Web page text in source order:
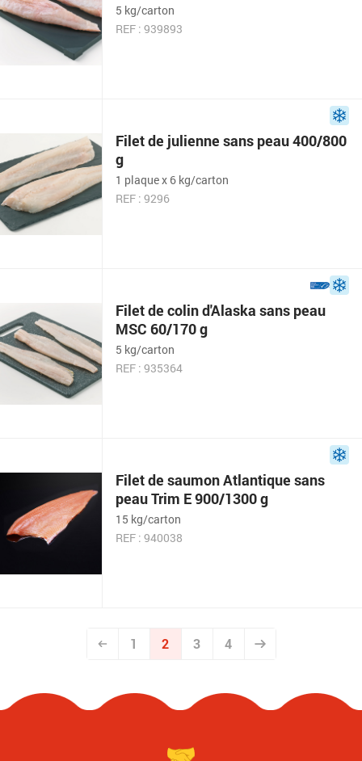
5 kg/carton
REF : 939893
Filet de julienne sans peau 400/800
g
1 plaque x 6 kg/carton
REF : 9296
Filet de colin d'Alaska sans peau
MSC 60/170 g
5 kg/carton
REF : 935364
Filet de saumon Atlantique sans
peau Trim E 900/1300 g
15 kg/carton
REF : 940038
1 2 3 4